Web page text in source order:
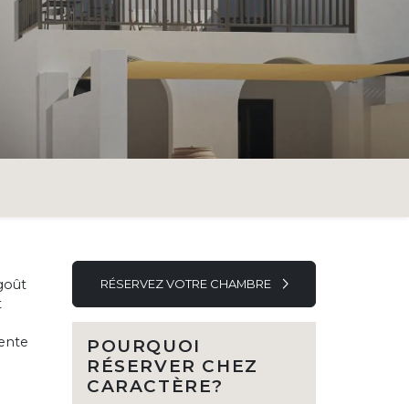
RÉSERVEZ VOTRE CHAMBRE
POURQUOI
RÉSERVER CHEZ
CARACTÈRE?